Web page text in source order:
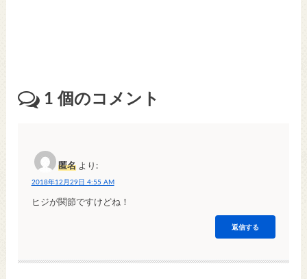
1 個のコメント
匿名 より:
2018年12月29日 4:55 AM
ヒジが関節ですけどね！
返信する